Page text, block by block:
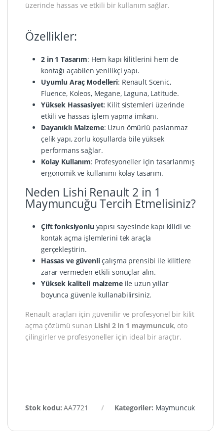
üzerinde hassas ve etkili bir kullanım sağlar.
Özellikler:
2 in 1 Tasarım: Hem kapı kilitlerini hem de
kontağı açabilen yenilikçi yapı.
Uyumlu Araç Modelleri: Renault Scenic,
Fluence, Koleos, Megane, Laguna, Latitude.
Yüksek Hassasiyet: Kilit sistemleri üzerinde
etkili ve hassas işlem yapma imkanı.
Dayanıklı Malzeme: Uzun ömürlü paslanmaz
çelik yapı, zorlu koşullarda bile yüksek
performans sağlar.
Kolay Kullanım: Profesyoneller için tasarlanmış
ergonomik ve kullanımı kolay tasarım.
Neden Lishi Renault 2 in 1
Maymuncuğu Tercih Etmelisiniz?
Çift fonksiyonlu yapısı sayesinde kapı kilidi ve
kontak açma işlemlerini tek araçla
gerçekleştirin.
Hassas ve güvenliçalışma prensibi ile kilitlere
zarar vermeden etkili sonuçlar alın.
Yüksek kaliteli malzemeile uzun yıllar
boyunca güvenle kullanabilirsiniz.
Renault araçları için güvenilir ve profesyonel bir kilit
açma çözümü sunan Lishi 2 in 1 maymuncuk, oto
çilingirler ve profesyoneller için ideal bir araçtır.
Stok kodu:AA7721 Kategoriler: Maymuncuk